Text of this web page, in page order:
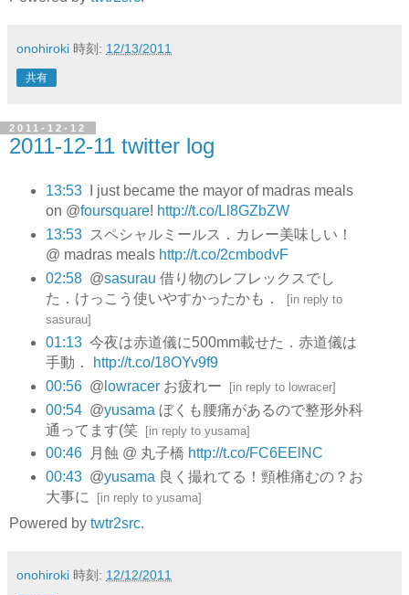
onohiroki 時刻: 12/13/2011
共有
2011-12-12
2011-12-11 twitter log
13:53
I just became the mayor of madras meals
on @foursquare! http://t.co/Ll8GZbZW
13:53
スペシャルミールス．カレー美味しい！
@ madras meals http://t.co/2cmbodvF
02:58 @sasurau 借り物のレフレックスでし
た．けっこう使いやすかったかも．
[in reply to
sasurau]
01:13 今夜は赤道儀に500mm載せた．赤道儀は
手動．
http://t.co/18OYv9f9
00:56 @ lowracerお疲れー [in reply to lowracer]
00:54 @yusama ぼくも腰痛があるので整形外科
通ってます(笑[in reply to yusama]
00:46 月蝕 @ 丸子橋 http://t.co/FC6EElNC
00:43 @yusama良く撮れてる！頸椎痛むの？お
大事に [in reply to yusama]
Powered by twtr2src.
onohiroki 時刻: 12/12/2011